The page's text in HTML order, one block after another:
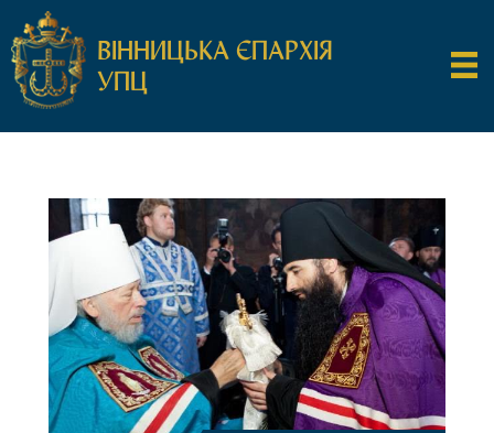
ВІННИЦЬКА ЄПАРХІЯ
УПЦ